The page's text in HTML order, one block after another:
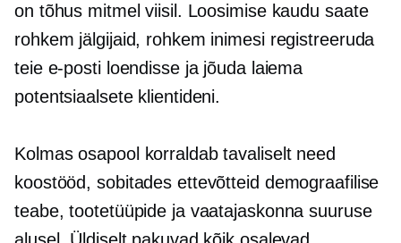
on tõhus mitmel viisil. Loosimise kaudu saate
rohkem jälgijaid, rohkem inimesi registreeruda
teie e-posti loendisse ja jõuda laiema
potentsiaalsete klientideni.
Kolmas osapool korraldab tavaliselt need
koostööd, sobitades ettevõtteid demograafilise
teabe, tootetüüpide ja vaatajaskonna suuruse